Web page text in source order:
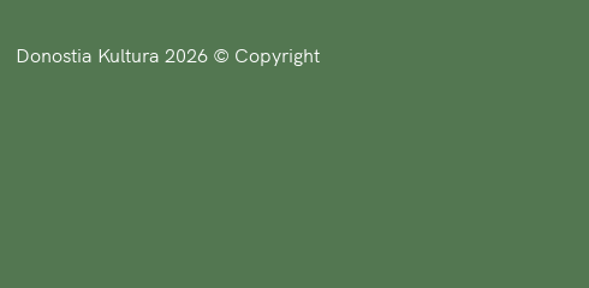
Donostia Kultura 2026 © Copyright